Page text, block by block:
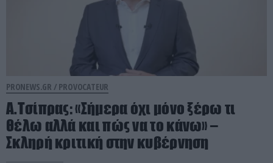
PRONEWS.GR / PROVOCATEUR
Α.Τσίπρας: «Σήμερα όχι μόνο ξέρω τι
θέλω αλλά και πώς να το κάνω» –
Σκληρή κριτική στην κυβέρνηση